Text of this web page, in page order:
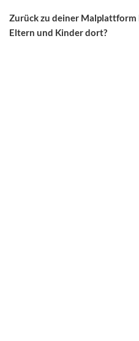
Zurück zu deiner Malplattform
Eltern und Kinder dort?